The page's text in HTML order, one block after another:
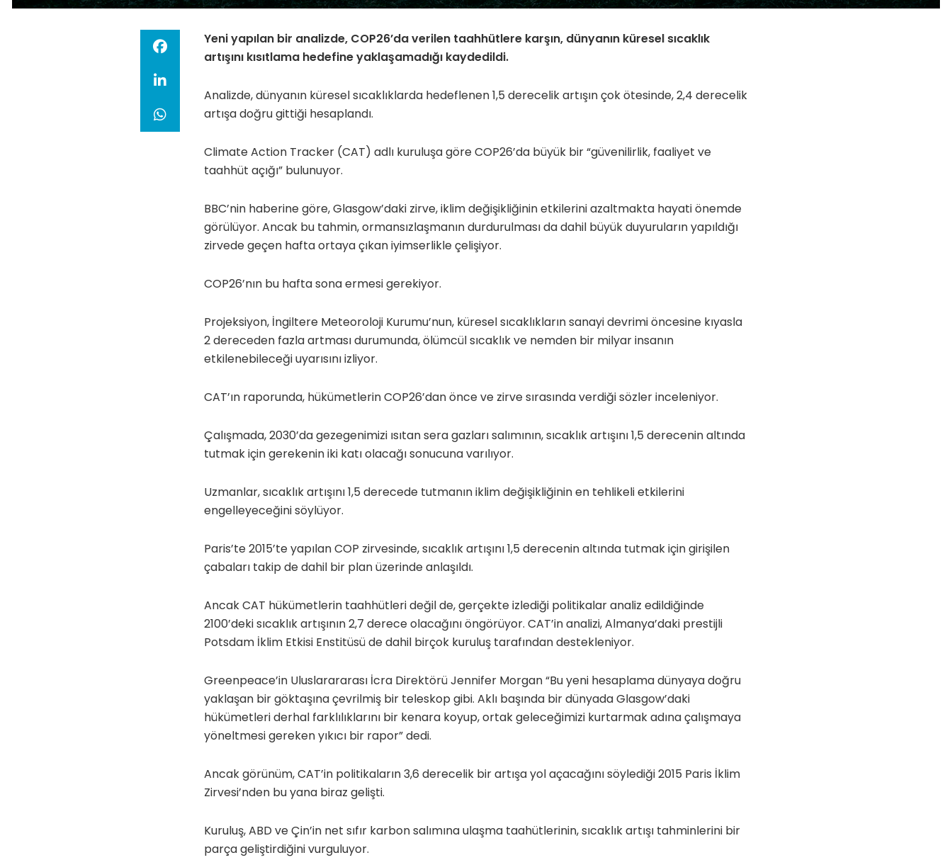
Yeni yapılan bir analizde, COP26’da verilen taahhütlere karşın, dünyanın küresel sıcaklık
artışını kısıtlama hedefine yaklaşamadığı kaydedildi.
Analizde, dünyanın küresel sıcaklıklarda hedeflenen 1,5 derecelik artışın çok ötesinde, 2,4 derecelik
artışa doğru gittiği hesaplandı.
Climate Action Tracker (CAT) adlı kuruluşa göre COP26’da büyük bir “güvenilirlik, faaliyet ve
taahhüt açığı” bulunuyor.
BBC’nin haberine göre, Glasgow’daki zirve, iklim değişikliğinin etkilerini azaltmakta hayati önemde
görülüyor. Ancak bu tahmin, ormansızlaşmanın durdurulması da dahil büyük duyuruların yapıldığı
zirvede geçen hafta ortaya çıkan iyimserlikle çelişiyor.
COP26’nın bu hafta sona ermesi gerekiyor.
Projeksiyon, İngiltere Meteoroloji Kurumu’nun, küresel sıcaklıkların sanayi devrimi öncesine kıyasla
2 dereceden fazla artması durumunda, ölümcül sıcaklık ve nemden bir milyar insanın
etkilenebileceği uyarısını izliyor.
CAT’ın raporunda, hükümetlerin COP26’dan önce ve zirve sırasında verdiği sözler inceleniyor.
Çalışmada, 2030’da gezegenimizi ısıtan sera gazları salımının, sıcaklık artışını 1,5 derecenin altında
tutmak için gerekenin iki katı olacağı sonucuna varılıyor.
Uzmanlar, sıcaklık artışını 1,5 derecede tutmanın iklim değişikliğinin en tehlikeli etkilerini
engelleyeceğini söylüyor.
Paris’te 2015’te yapılan COP zirvesinde, sıcaklık artışını 1,5 derecenin altında tutmak için girişilen
çabaları takip de dahil bir plan üzerinde anlaşıldı.
Ancak CAT hükümetlerin taahhütleri değil de, gerçekte izlediği politikalar analiz edildiğinde
2100’deki sıcaklık artışının 2,7 derece olacağını öngörüyor. CAT’in analizi, Almanya’daki prestijli
Potsdam İklim Etkisi Enstitüsü de dahil birçok kuruluş tarafından destekleniyor.
Greenpeace’in Uluslarararası İcra Direktörü Jennifer Morgan “Bu yeni hesaplama dünyaya doğru
yaklaşan bir göktaşına çevrilmiş bir teleskop gibi. Aklı başında bir dünyada Glasgow’daki
hükümetleri derhal farklılıklarını bir kenara koyup, ortak geleceğimizi kurtarmak adına çalışmaya
yöneltmesi gereken yıkıcı bir rapor” dedi.
Ancak görünüm, CAT’in politikaların 3,6 derecelik bir artışa yol açacağını söylediği 2015 Paris İklim
Zirvesi’nden bu yana biraz gelişti.
Kuruluş, ABD ve Çin’in net sıfır karbon salımına ulaşma taahütlerinin, sıcaklık artışı tahminlerini bir
parça geliştirdiğini vurguluyor.